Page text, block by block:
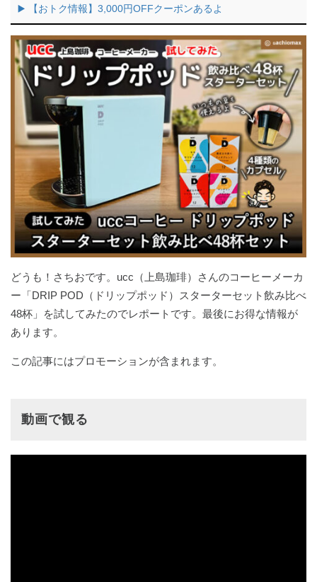
▶️ 【おトク情報】3,000円OFFクーポンあるよ
どうも！さちおです。ucc（上島珈琲）さんのコーヒーメーカ
ー「DRIP POD（ドリップポッド）スターターセット飲み比べ
48杯」を試してみたのでレポートです。最後にお得な情報が
あります。
この記事にはプロモーションが含まれます。
動画で観る